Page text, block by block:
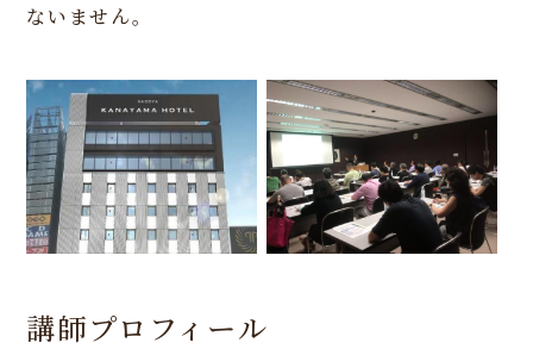
ないません。
講師プロフィール